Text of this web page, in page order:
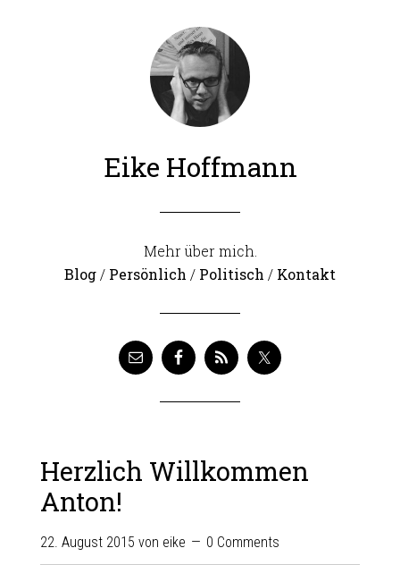
Eike Hoffmann
Mehr über mich.
Blog/ Persönlich / Politisch / Kontakt
Herzlich Willkommen
Anton!
22. August 2015 von eike 0 Comments